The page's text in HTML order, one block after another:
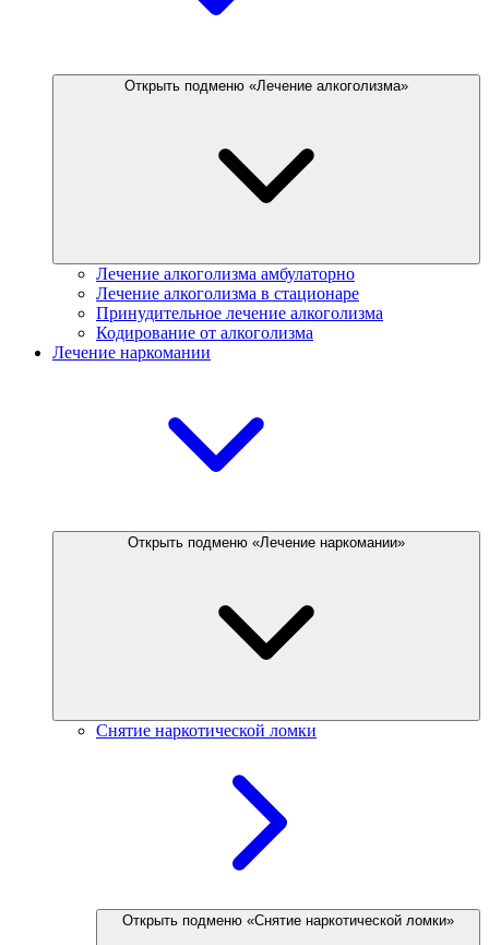
Открыть подменю «Лечение алкоголизма»
Лечение алкоголизма амбулаторно
Лечение алкоголизма в стационаре
Принудительное лечение алкоголизма
Кодирование от алкоголизма
Лечение наркомании
Открыть подменю «Лечение наркомании»
Снятие наркотической ломки
Открыть подменю «Снятие наркотической ломки»